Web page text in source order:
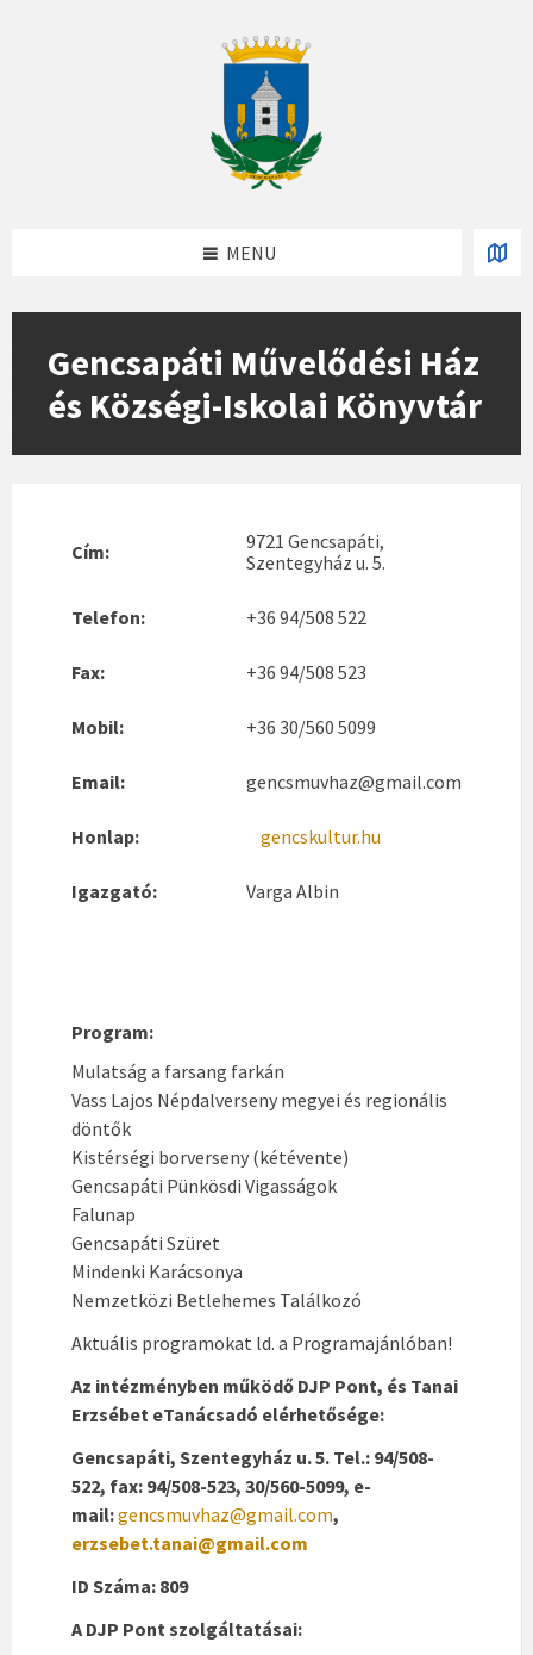
MENU
Gencsapáti Művelődési Ház
és Községi-Iskolai Könyvtár
Cím:
9721 Gencsapáti,
Szentegyház u. 5.
Telefon: +36 94/508 522
Fax: +36 94/508 523
Mobil: +36 30/560 5099
Email: gencsmuvhaz@gmail.com
Honlap: gencskultur.hu
Igazgató: Varga Albin
Program:
Mulatság a farsang farkán
Vass Lajos Népdalverseny megyei és regionális
döntők
Kistérségi borverseny (kétévente)
Gencsapáti Pünkösdi Vigasságok
Falunap
Gencsapáti Szüret
Mindenki Karácsonya
Nemzetközi Betlehemes Találkozó
Aktuális programokat ld. a Programajánlóban!
Az intézményben működő DJP Pont, és Tanai
Erzsébet eTanácsadó elérhetősége:
Gencsapáti, Szentegyház u. 5. Tel.: 94/508-
522, fax: 94/508-523, 30/560-5099, e-
mail:gencsmuvhaz@gmail.com,
erzsebet.tanai@gmail.com
ID Száma: 809
A DJP Pont szolgáltatásai: